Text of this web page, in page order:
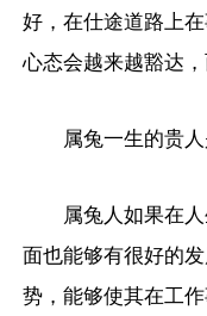
好，在仕途道路上
心态会越来越豁达
属兔一生的贵
属兔人如果在
面也能够有很好的
势，能够使其在工